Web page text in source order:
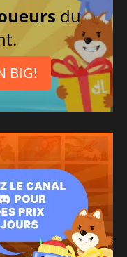
du
BIG!